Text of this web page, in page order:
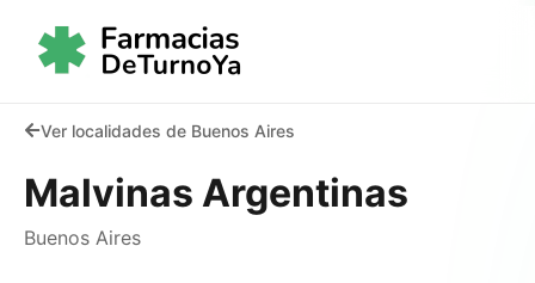
Ver localidades de Buenos Aires
Malvinas Argentinas
Buenos Aires